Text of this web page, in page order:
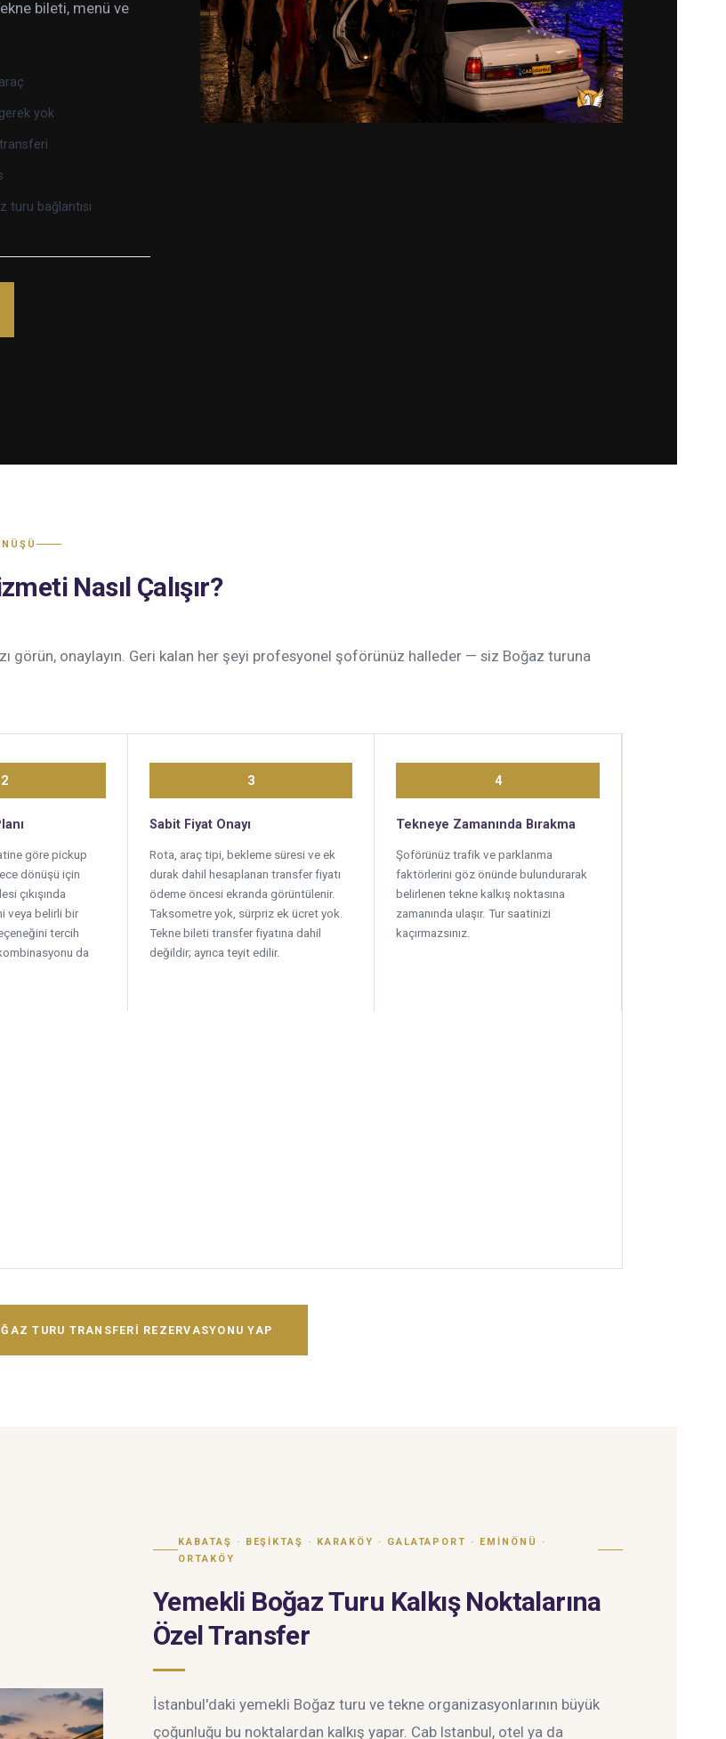
bileti, menü ve
yok
turu bağlantısı
Nasıl Çalışır?
görün, onaylayın. Geri kalan her şeyi profesyonel şoförünüz halleder — siz Boğaz turuna
2
göre pickup
dönüşü için
çıkışında
veya belirli bir
tercih
da
3
Sabit Fiyat Onayı
Rota, araç tipi, bekleme süresi ve ek
durak dahil hesaplanan transfer fiyatı
ödeme öncesi ekranda görüntülenir.
Taksometre yok, sürpriz ek ücret yok.
Tekne bileti transfer fiyatına dahil
değildir; ayrıca teyit edilir.
4
Tekneye Zamanında Bırakma
Şoförünüz trafik ve parklanma
faktörlerini göz önünde bulundurarak
belirlenen tekne kalkış noktasına
zamanında ulaşır. Tur saatinizi
kaçırmazsınız.
TURU TRANSFERI REZERVASYONU YAP
KABATAŞ · BEŞIKTAŞ · KARAKÖY · GALATAPORT · EMINÖNÜ ·
ORTAKÖY
Yemekli Boğaz Turu Kalkış Noktalarına
Özel Transfer
İstanbul'daki yemekli Boğaz turu ve tekne organizasyonlarının büyük
çoğunluğu bu noktalardan kalkış yapar. Cab Istanbul, otel ya da